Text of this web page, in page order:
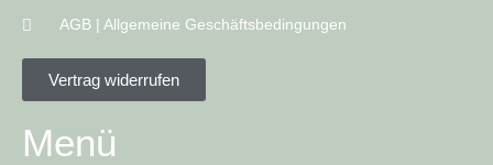
AGB | Allgemeine Geschäftsbedingungen
Vertrag widerrufen
Menü